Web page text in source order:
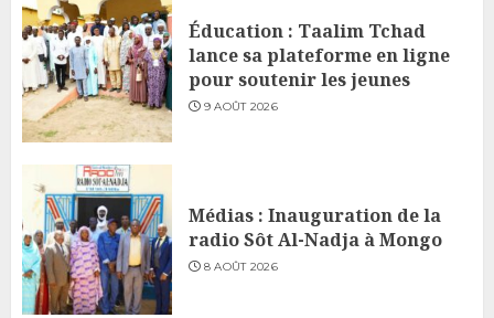
Éducation : Taalim Tchad
lance sa plateforme en ligne
pour soutenir les jeunes
9 AOÛT 2026
Médias : Inauguration de la
radio Sôt Al-Nadja à Mongo
8 AOÛT 2026